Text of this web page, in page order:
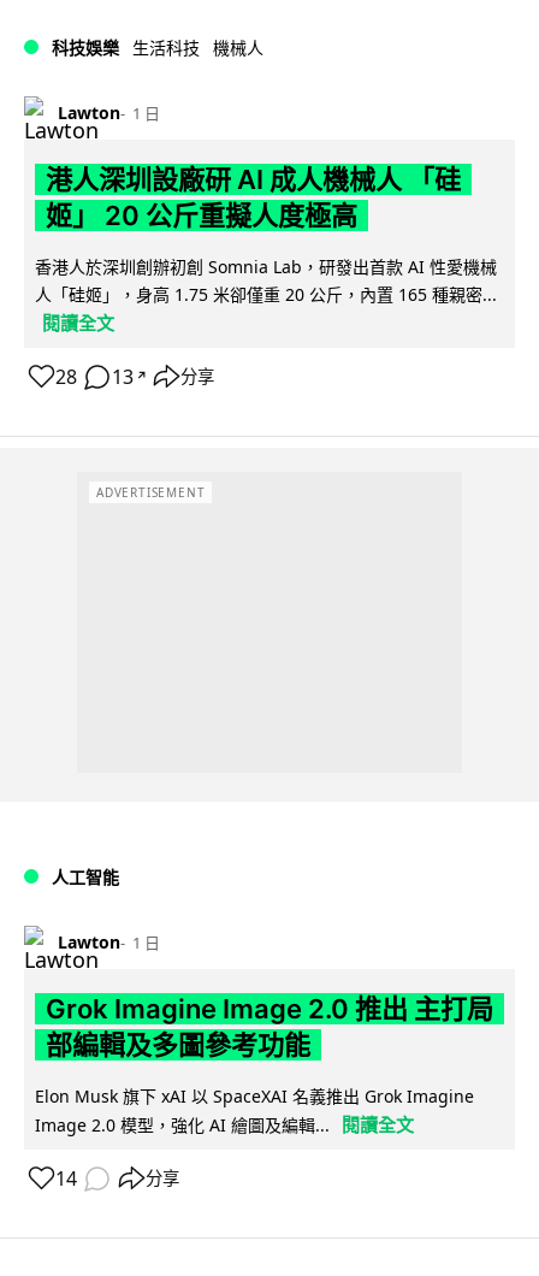
科技娛樂 生活科技 機械人
Lawton 1 日
港人深圳設廠研 AI 成人機械人 「硅
姬」 20 公斤重擬人度極高
香港人於深圳創辦初創 Somnia Lab，研發出首款 AI 性愛機械
人「硅姬」，身高 1.75 米卻僅重 20 公斤，內置 165 種親密...
閱讀全文
28 13 ↗ 分享
ADVERTISEMENT
人工智能
Lawton 1 日
Grok Imagine Image 2.0 推出 主打局
部編輯及多圖參考功能
Elon Musk 旗下 xAI 以 SpaceXAI 名義推出 Grok Imagine
Image 2.0 模型，強化 AI 繪圖及編輯...
閱讀全文
14 分享